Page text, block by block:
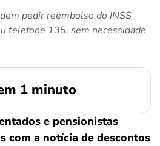
pedir reembolso do INSS
telefone 135, sem necessidade
1 minuto
e pensionistas
com a notícia de descontos